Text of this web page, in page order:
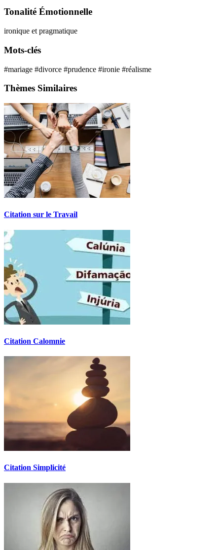
Tonalité Émotionnelle
ironique et pragmatique
Mots-clés
#mariage #divorce #prudence #ironie #réalisme
Thèmes Similaires
Citation sur le Travail
Citation Calomnie
Citation Simplicité